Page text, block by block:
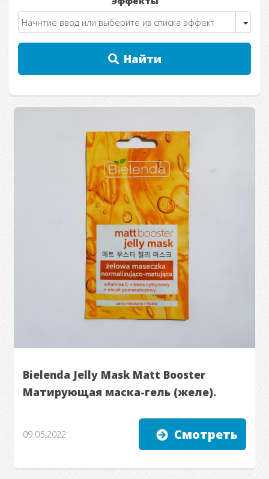
Найти
Bielenda Jelly Mask Matt Booster
Матирующая маска-гель (желе).
09.05.2022 Смотреть